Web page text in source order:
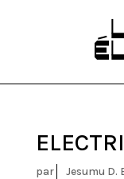
par Jesumu D.